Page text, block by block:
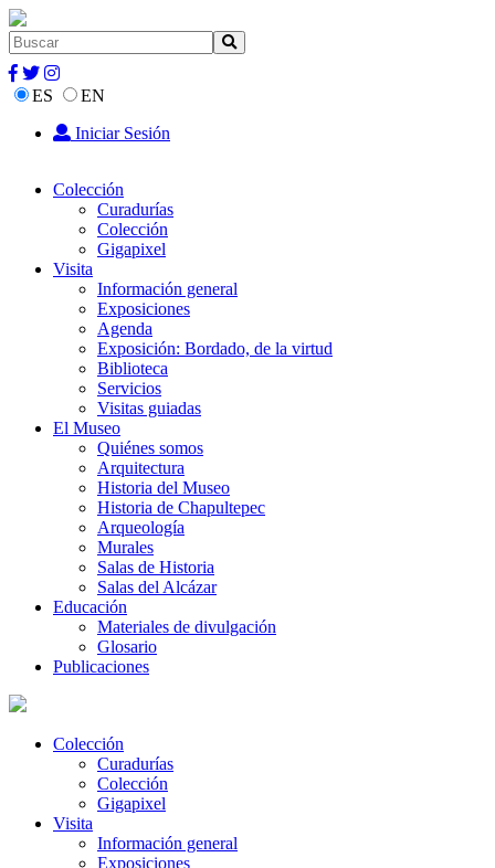
ES
EN
Iniciar Sesión
Colección
Curadurías
Colección
Gigapixel
Visita
Información general
Exposiciones
Agenda
Exposición: Bordado, de la virtud
Biblioteca
Servicios
Visitas guiadas
El Museo
Quiénes somos
Arquitectura
Historia del Museo
Historia de Chapultepec
Arqueología
Murales
Salas de Historia
Salas del Alcázar
Educación
Materiales de divulgación
Glosario
Publicaciones
Colección
Curadurías
Colección
Gigapixel
Visita
Información general
Exposiciones